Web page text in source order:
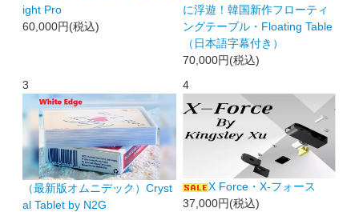
ight Pro
60,000円(税込)
に浮遊！韓国新作フローティ
ングテーブル・Floating Table
（日本語字幕付き）
70,000円(税込)
3
（最新版オムニデック）Cryst
al Tablet by N2G
4
X Force・X-フォース
37,000円(税込)